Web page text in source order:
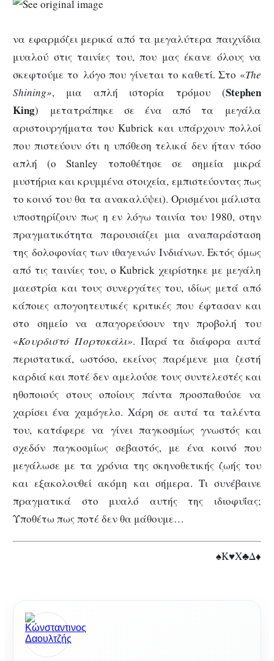
να εφαρμόζει μερικά από τα μεγαλύτερα παιχνίδια
μυαλού στις ταινίες του, που μας έκανε όλους να
σκεφτούμε το λόγο που γίνεται το καθετί. Στο «The
Shining», μια απλή ιστορία τρόμου (Stephen
King) μετατράπηκε σε ένα από τα μεγάλα
αριστουργήματα του Kubrick και υπάρχουν πολλοί
που πιστεύουν ότι η υπόθεση τελικά δεν ήταν τόσο
απλή (ο Stanley τοποθέτησε σε σημεία μικρά
μυστήρια και κρυμμένα στοιχεία, εμπιστεύοντας πως
το κοινό του θα τα ανακαλύψει). Ορισμένοι μάλιστα
υποστηρίζουν πως η εν λόγω ταινία του 1980, στην
πραγματικότητα παρουσιάζει μια αναπαράσταση
της δολοφονίας των ιθαγενών Ινδιάνων. Εκτός όμως
από τις ταινίες του, ο Kubrick χειρίστηκε με μεγάλη
μαεστρία και τους συνεργάτες του, ιδίως μετά από
κάποιες απογοητευτικές κριτικές που έφτασαν και
στο σημείο να απαγορεύσουν την προβολή του
«Κουρδιστό Πορτοκάλι». Παρά τα διάφορα αυτά
περιστατικά, ωστόσο, εκείνος παρέμενε μια ζεστή
καρδιά και ποτέ δεν αμελούσε τους συντελεστές και
ηθοποιούς στους οποίους πάντα προσπαθούσε να
χαρίσει ένα χαμόγελο. Χάρη σε αυτά τα ταλέντα
του, κατάφερε να γίνει παγκοσμίως γνωστός και
σχεδόν παγκοσμίως σεβαστός, με ένα κοινό που
μεγάλωσε με τα χρόνια της σκηνοθετικής ζωής του
και εξακολουθεί ακόμη και σήμερα. Τι συνέβαινε
πραγματικά στο μυαλό αυτής της ιδιοφυΐας;
Υποθέτω πως ποτέ δεν θα μάθουμε…
♠Κ♥Χ♣Δ♦